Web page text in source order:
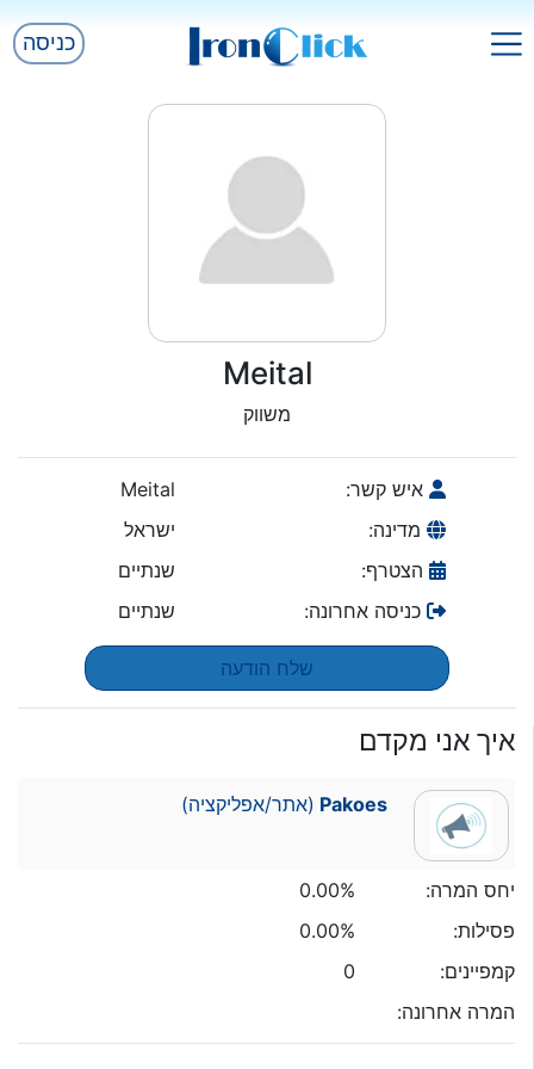
כניסה
Meital
משווק
איש קשר:
Meital
מדינה:
ישראל
הצטרף:
שנתיים
כניסה אחרונה:
שנתיים
שלח הודעה
איך אני מקדם
Pakoes (אתר/אפליקציה)
יחס המרה:
0.00%
פסילות:
0.00%
קמפיינים:
0
המרה אחרונה: